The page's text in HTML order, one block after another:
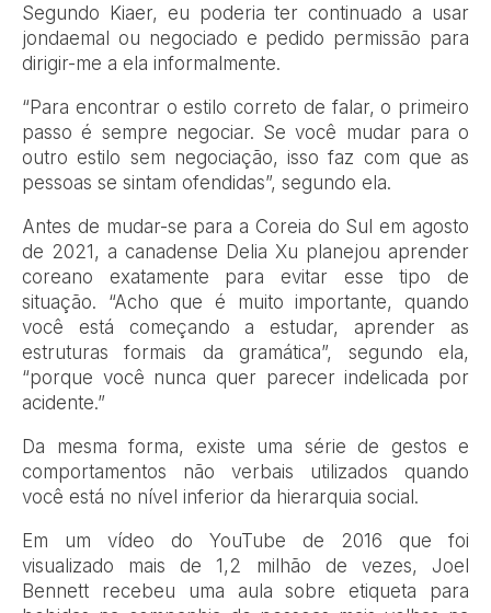
Segundo Kiaer, eu poderia ter continuado a usar
jondaemal ou negociado e pedido permissão para
dirigir-me a ela informalmente.
“Para encontrar o estilo correto de falar, o primeiro
passo é sempre negociar. Se você mudar para o
outro estilo sem negociação, isso faz com que as
pessoas se sintam ofendidas”, segundo ela.
Antes de mudar-se para a Coreia do Sul em agosto
de 2021, a canadense Delia Xu planejou aprender
coreano exatamente para evitar esse tipo de
situação. “Acho que é muito importante, quando
você está começando a estudar, aprender as
estruturas formais da gramática”, segundo ela,
“porque você nunca quer parecer indelicada por
acidente.”
Da mesma forma, existe uma série de gestos e
comportamentos não verbais utilizados quando
você está no nível inferior da hierarquia social.
Em um vídeo do YouTube de 2016 que foi
visualizado mais de 1,2 milhão de vezes, Joel
Bennett recebeu uma aula sobre etiqueta para